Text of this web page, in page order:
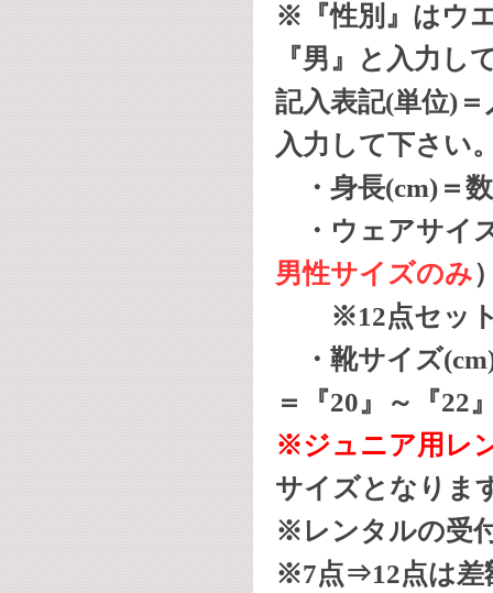
※『性別』はウ
『男』と入力し
記入表記(単位)
入力して下さい
・身長(cm)＝
・ウェアサイ
男性サイズのみ
※12点セット
・靴サイズ
＝『20』～『22
※ジュニア用レ
サイズとなりま
※レンタルの受
※7点⇒12点は差